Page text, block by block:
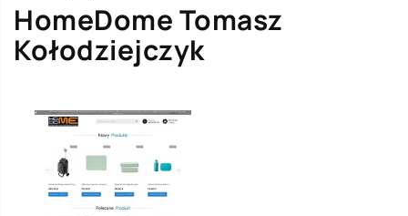
HomeDome Tomasz
Kołodziejczyk